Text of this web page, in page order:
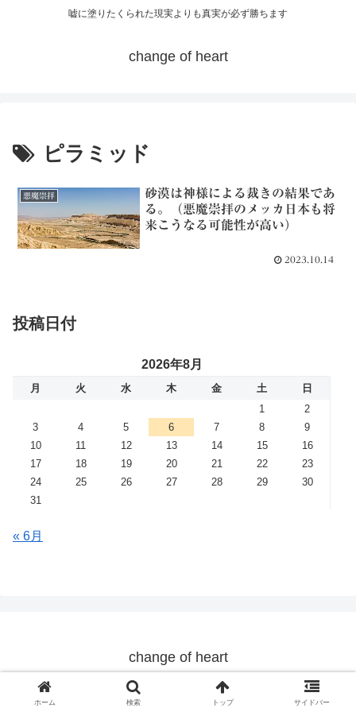
嘘に塗りたくられた現実よりも真実が必ず勝ちます
change of heart
ピラミッド
悪魔崇拝
砂漠は神様による裁きの結果であ
る。（悪魔崇拝のメッカ日本も将
来こうなる可能性が高い）
2023.10.14
投稿日付
2026年8月
月 火 水 木 金 土
日
1
2
3
4 5 6 7 8
9
10
11 12 13 14 15
16
17
18 19 20 21 22
23
24
25 26 27 28 29
30
31
« 6月
change of heart
© 2019 change of heart.
ホーム 検索 トップ サイドバー